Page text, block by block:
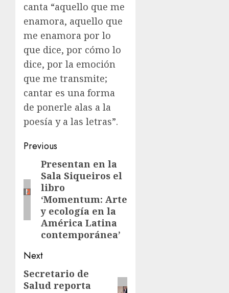
canta “aquello que me
enamora, aquello que
me enamora por lo
que dice, por cómo lo
dice, por la emoción
que me transmite;
cantar es una forma
de ponerle alas a la
poesía y a las letras”.
Previous
Presentan en la
Sala Siqueiros el
libro
‘Momentum: Arte
y ecología en la
América Latina
contemporánea’
Next
Secretario de
Salud reporta